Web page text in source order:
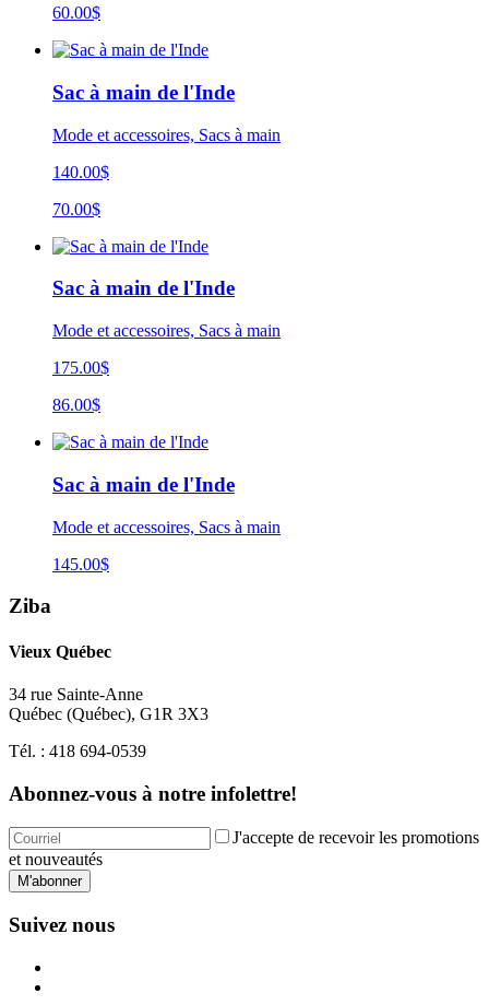
60.00$
Sac à main de l'Inde
Mode et accessoires, Sacs à main
140.00$
70.00$
Sac à main de l'Inde
Mode et accessoires, Sacs à main
175.00$
86.00$
Sac à main de l'Inde
Mode et accessoires, Sacs à main
145.00$
Ziba
Vieux Québec
34 rue Sainte-Anne
Québec (Québec), G1R 3X3
Tél. : 418 694-0539
Abonnez-vous à notre infolettre!
J'accepte de recevoir les promotions
et nouveautés
M'abonner
Suivez nous